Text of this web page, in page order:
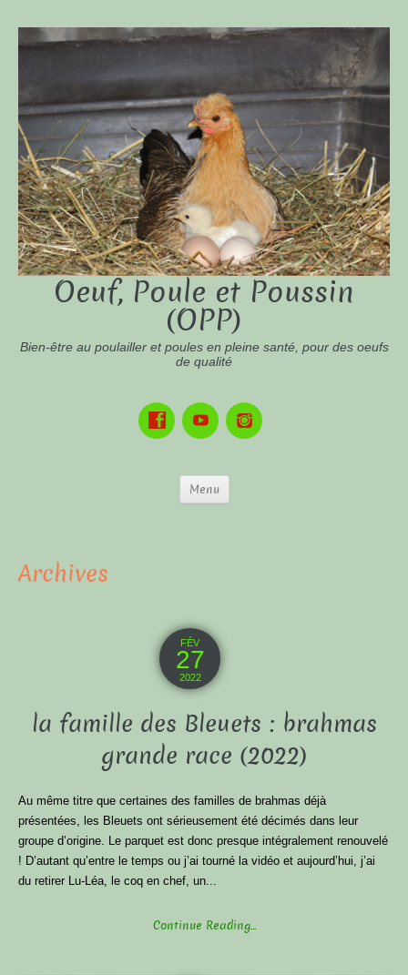
Oeuf, Poule et Poussin
(OPP)
Bien-être au poulailler et poules en pleine santé, pour des oeufs
de qualité
Menu
Archives
FÉV
27
2022
la famille des Bleuets : brahmas
grande race (2022)
Au même titre que certaines des familles de brahmas déjà
présentées, les Bleuets ont sérieusement été décimés dans leur
groupe d’origine. Le parquet est donc presque intégralement renouvelé
! D’autant qu’entre le temps ou j’ai tourné la vidéo et aujourd’hui, j’ai
du retirer Lu-Léa, le coq en chef, un...
Continue Reading...